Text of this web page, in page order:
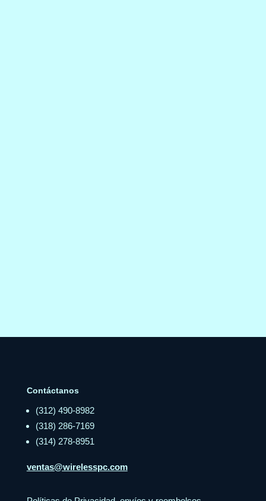
Contáctanos
(312) 490-8982
(318) 286-7169
(314) 278-8951
ventas@wirelesspc.com